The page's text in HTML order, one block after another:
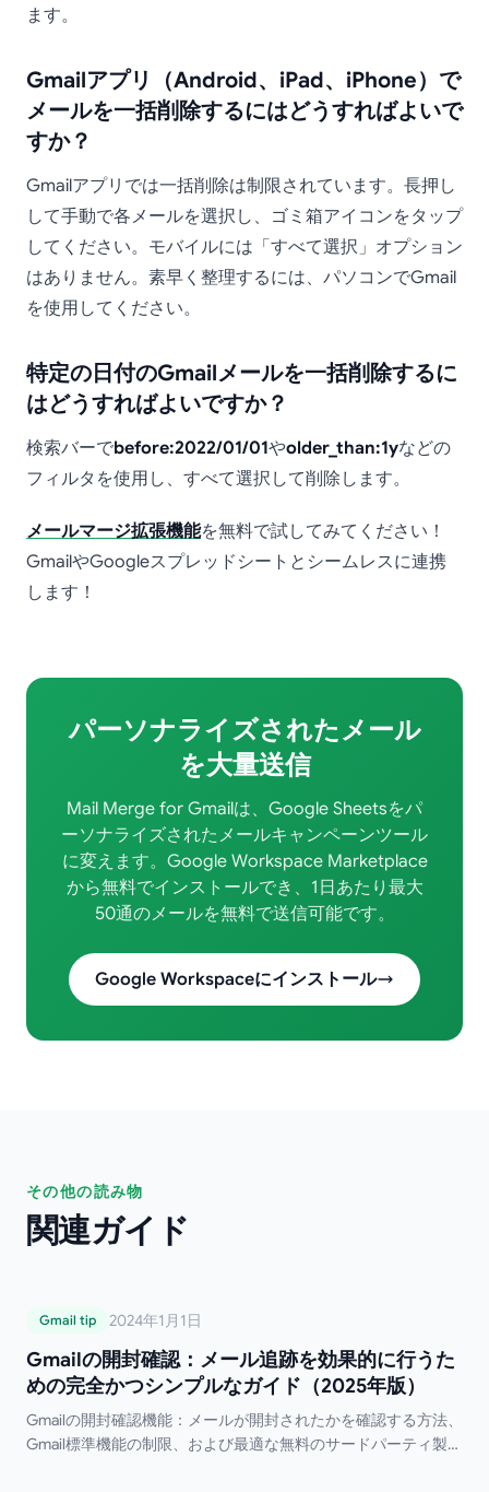
ます。
Gmailアプリ（Android、iPad、iPhone）で
メールを一括削除するにはどうすればよいで
すか？
Gmailアプリでは一括削除は制限されています。長押し
して手動で各メールを選択し、ゴミ箱アイコンをタップ
してください。モバイルには「すべて選択」オプション
はありません。素早く整理するには、パソコンでGmail
を使用してください。
特定の日付のGmailメールを一括削除するに
はどうすればよいですか？
検索バーでbefore:2022/01/01やolder_than:1yなどの
フィルタを使用し、すべて選択して削除します。
メールマージ拡張機能を無料で試してみてください！
GmailやGoogleスプレッドシートとシームレスに連携
します！
パーソナライズされたメール
を大量送信
Mail Merge for Gmailは、Google Sheetsをパ
ーソナライズされたメールキャンペーンツール
に変えます。Google Workspace Marketplace
から無料でインストールでき、1日あたり最大
50通のメールを無料で送信可能です。
Google Workspaceにインストール
その他の読み物
関連ガイド
Gmailの開封確認：メール追跡を効果的に行
うための完全かつシンプルなガイド（2025
年版）
Gmail tip 2024年1月1日
Gmailの開封確認：メール追跡を効果的に行うた
めの完全かつシンプルなガイド（2025年版）
Gmailの開封確認機能：メールが開封されたかを確認する方法、
Gmail標準機能の制限、および最適な無料のサードパーティ製ツ